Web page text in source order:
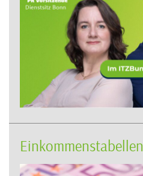
Einkommenstabellen